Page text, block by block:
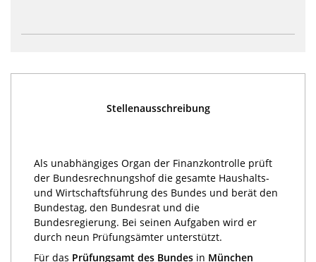
Stellenausschreibung
Als unabhängiges Organ der Finanzkontrolle prüft
der Bundesrechnungshof die gesamte Haushalts-
und Wirtschaftsführung des Bundes und berät den
Bundestag, den Bundesrat und die
Bundesregierung. Bei seinen Aufgaben wird er
durch neun Prüfungsämter unterstützt.
Für das Prüfungsamt des Bundes in München